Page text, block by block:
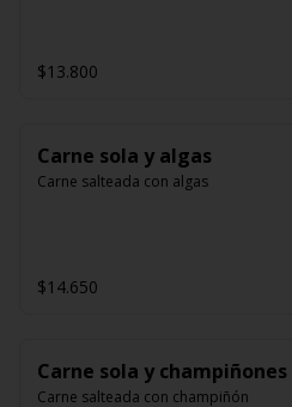
$13.800
Carne sola y algas
Carne salteada con algas
$14.650
Carne sola y champiñones
Carne salteada con champiñón